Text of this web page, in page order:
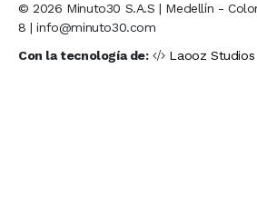
© 2026 Minuto30 S.A.S | Medellín -
8 | info@minuto30.com
Con la tecnología de:
Laooz Studios